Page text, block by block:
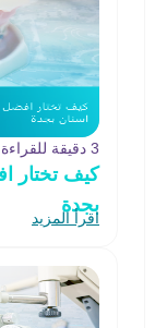
3 دقيقة للقراءة
كيف تختار
بجدة
اقرأ المزيد